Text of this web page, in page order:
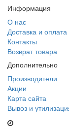
Информация
О нас
Доставка и оплата
Контакты
Возврат товара
Дополнительно
Производители
Акции
Карта сайта
Вывоз и